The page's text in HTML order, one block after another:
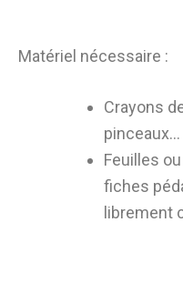
Matériel nécessaire :
Crayons
pinceaux…
Feuilles
fiches
librement